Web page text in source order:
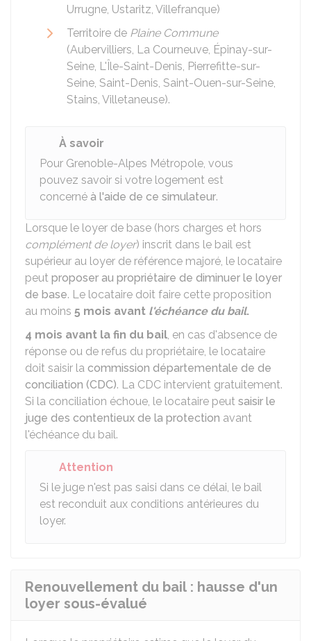
Urrugne, Ustaritz, Villefranque)
Territoire de Plaine Commune
(Aubervilliers, La Courneuve, Épinay-sur-
Seine, L'Île-Saint-Denis, Pierrefitte-sur-
Seine, Saint-Denis, Saint-Ouen-sur-Seine,
Stains, Villetaneuse).
À savoir
Pour Grenoble-Alpes Métropole, vous
pouvez savoir si votre logement est
concerné à l'aide de ce simulateur.
Lorsque le loyer de base (hors charges et hors
complément de loyer) inscrit dans le bail est
supérieur au loyer de référence majoré, le locataire
peut proposer au propriétaire de diminuer le loyer
de base. Le locataire doit faire cette proposition
au moins 5 mois avant l'échéance du bail.
4 mois avant la fin du bail, en cas d'absence de
réponse ou de refus du propriétaire, le locataire
doit saisir la commission départementale de de
conciliation (CDC). La CDC intervient gratuitement.
Si la conciliation échoue, le locataire peut saisir le
juge des contentieux de la protection avant
l'échéance du bail.
Attention
Si le juge n'est pas saisi dans ce délai, le bail
est reconduit aux conditions antérieures du
loyer.
Renouvellement du bail : hausse d'un
loyer sous-évalué